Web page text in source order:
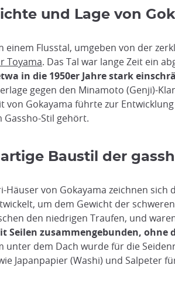
und Lage von
einem Flusstal, umgeben von der
Toyama. Das Tal war lange Zeit ein
in die 1950er Jahre stark
gegen den Minamoto (Genji)-
von Gokayama führte zur
Gassho-Stil gehört.
Baustil der
Häuser von Gokayama zeichnen sich
um dem Gewicht der
den niedrigen Traufen, und
Seilen zusammengebunden, ohne
unter dem Dach wurde für die
Japanpapier (Washi) und Salpeter